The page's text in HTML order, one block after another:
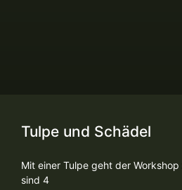
Tulpe und Schädel
Mit einer Tulpe geht der
sind 4